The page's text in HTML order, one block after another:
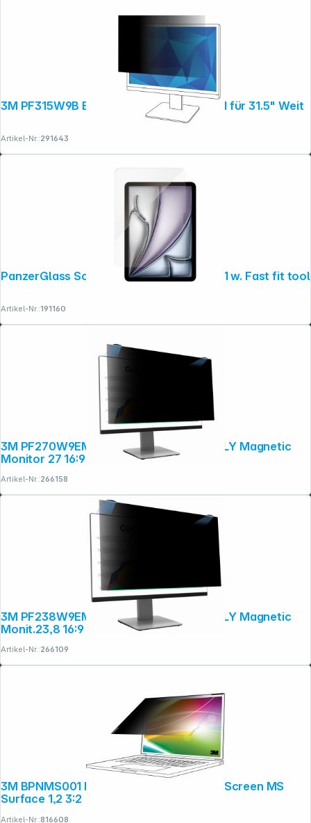
3M PF315W9B Blickschutzfilter Standard für 31.5" Weit
Artikel-Nr.:291643
PanzerGlass Screen Protector iPad Air 11 w. Fast fit tool
Artikel-Nr.:191160
3M PF270W9EM Blickschutzfilter COMPLY Magnetic
Monitor 27 16:9
Artikel-Nr.:266158
3M PF238W9EM Blickschutzfilter COMPLY Magnetic
Monit.23,8 16:9
Artikel-Nr.:266109
3M BPNMS001 Blickschutzf. 13,5" Bright Screen MS
Surface 1,2 3:2
Artikel-Nr.:816608